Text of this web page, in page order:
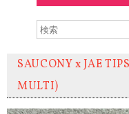
SAUCONY x JAE
MULTI)